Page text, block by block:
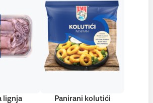
lignja
Panirani kolutići